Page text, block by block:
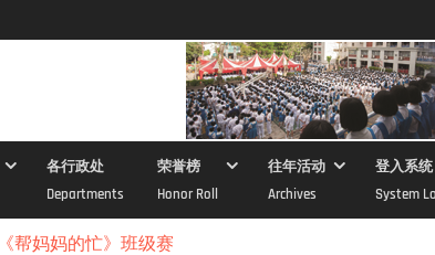
各行政处
Departments
荣誉榜
Honor Roll
往年活动
Archives
登入系统
System
帮妈妈的忙》班级赛